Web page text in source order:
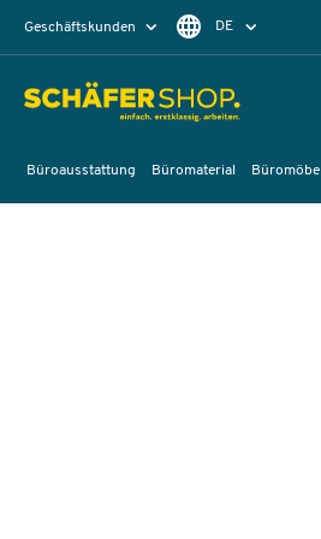
Geschäftskunden DE
Büroausstattung Büromaterial Büromöbel